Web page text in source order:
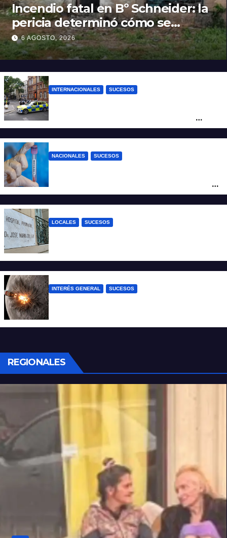
Incendio fatal en Bº Schneider: la
pericia determinó cómo se
originó el fuego que le costó la
vida a un niño de 4 años
6 AGOSTO, 2026
INTERNACIONALES SUCESOS
cuatro hombres
NACIONALES SUCESOS
en España
LOCALES SUCESOS
INTERÉS GENERAL SUCESOS
REGIONALES